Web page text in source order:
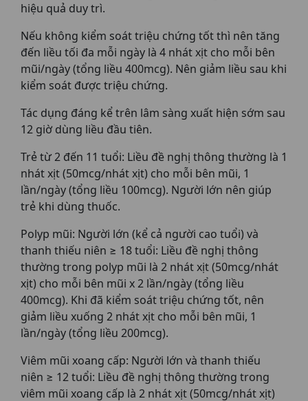
hiệu quả duy trì.
Nếu không kiểm soát triệu chứng tốt thì nên tăng
đến liều tối đa mỗi ngày là 4 nhát xịt cho mỗi bên
mũi/ngày (tổng liều 400mcg). Nên giảm liều sau khi
kiểm soát được triệu chứng.
Tác dụng đáng kể trên lâm sàng xuất hiện sớm sau
12 giờ dùng liều đầu tiên.
Trẻ từ 2 đến 11 tuổi: Liều đề nghị thông thường là 1
nhát xịt (50mcg/nhát xịt) cho mỗi bên mũi, 1
lần/ngày (tổng liều 100mcg). Người lớn nên giúp
trẻ khi dùng thuốc.
Polyp mũi: Người lớn (kể cả người cao tuổi) và
thanh thiếu niên ≥ 18 tuổi: Liều đề nghị thông
thường trong polyp mũi là 2 nhát xịt (50mcg/nhát
xịt) cho mỗi bên mũi x 2 lần/ngày (tổng liều
400mcg). Khi đã kiểm soát triệu chứng tốt, nên
giảm liều xuống 2 nhát xịt cho mỗi bên mũi, 1
lần/ngày (tổng liều 200mcg).
Viêm mũi xoang cấp: Người lớn và thanh thiếu
niên ≥ 12 tuổi: Liều đề nghị thông thường trong
viêm mũi xoang cấp là 2 nhát xịt (50mcg/nhát xịt)